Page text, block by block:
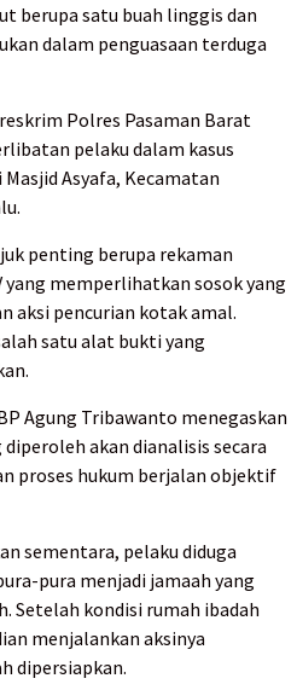
berupa satu buah linggis dan
dalam penguasaan terduga
Polres Pasaman Barat
pelaku dalam kasus
Asyafa, Kecamatan
penting berupa rekaman
yang memperlihatkan sosok yang
aksi pencurian kotak amal.
satu alat bukti yang
Agung Tribawanto menegaskan
akan dianalisis secara
proses hukum berjalan objektif
sementara, pelaku diduga
pura menjadi jamaah yang
Setelah kondisi rumah ibadah
menjalankan aksinya
dipersiapkan.